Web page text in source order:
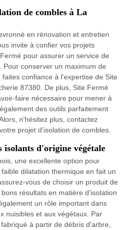
de combles à La
en rénovation et entretien
invite à confier vos projets
pour assurer un service de
conserver un maximum de
confiance à l'expertise de Site
87380. De plus, Site Fermé
faire nécessaire pour mener à
des outils parfaitement
n'hésitez plus, contactez
projet d'isolation de combles.
d'origine végétale
une excellente option pour
dilatation thermique en fait un
vous de choisir un produit de
résultats en matière d'isolation
un rôle important dans
nuisibles et aux végétaux. Par
à partir de débris d'arbre,